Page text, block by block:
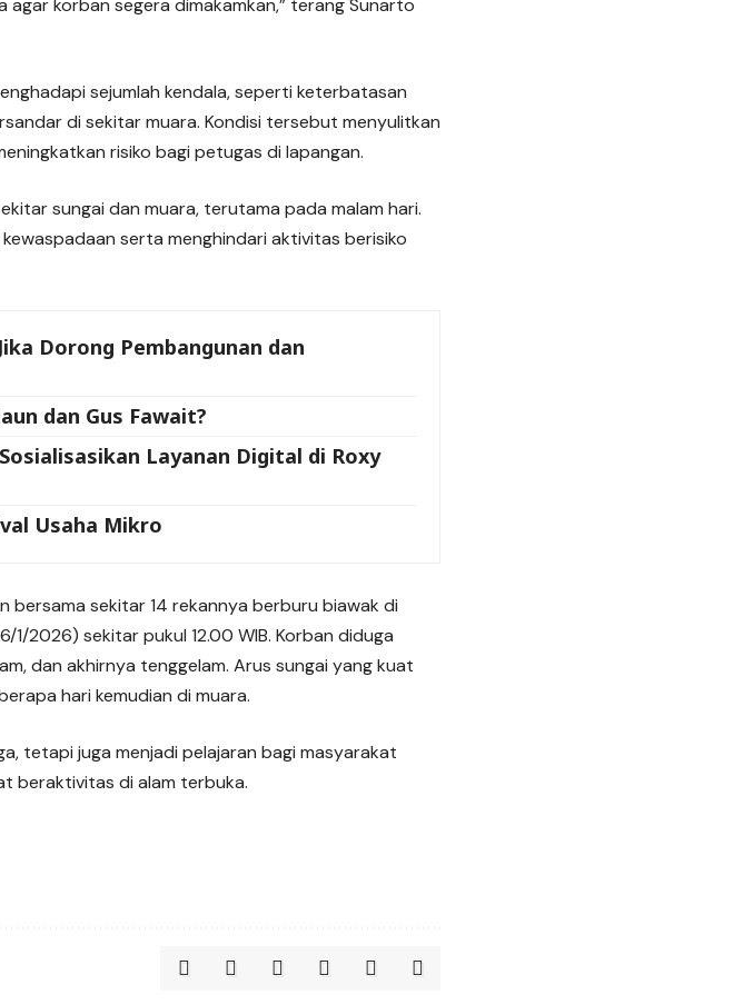
korban segera dimakamkan,” terang Sunarto
sejumlah kendala, seperti keterbatasan
di sekitar muara. Kondisi tersebut menyulitkan
risiko bagi petugas di lapangan.
sungai dan muara, terutama pada malam hari.
serta menghindari aktivitas berisiko
Dorong Pembangunan dan
dan Gus Fawait?
Layanan Digital di Roxy
Usaha Mikro
sekitar 14 rekannya berburu biawak di
1/2026) sekitar pukul 12.00 WIB. Korban diduga
dan akhirnya tenggelam. Arus sungai yang kuat
hari kemudian di muara.
tetapi juga menjadi pelajaran bagi masyarakat
beraktivitas di alam terbuka.